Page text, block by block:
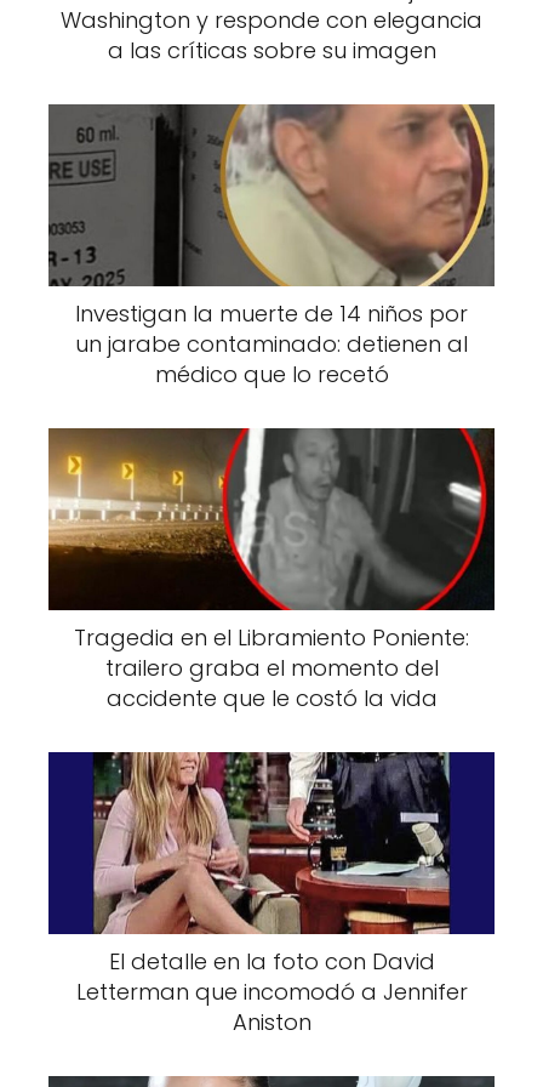
rápidamente, regresando al Reino Unido
poco después. El novio de Emma, por su
parte, recibió la misma sentencia que Mía: 25
años de prisión.
Las sospechas sobre lo ocurrido se
fortalecieron con el testimonio de una
excompañera de celda, quien relató que la
joven británica creía firmemente haber sido
utilizada como chivo expiatorio. Según esa
versión, O’Brien pensaba que su amiga había
responsable de la droga era el novio de
Emma. La diferencia clave fue que, aunque
todos fueron detenidos, solo Mía tenía rastros
de cocaína en su organismo, lo que complicó
aún más su situación legal.
Washington y responde con elegancia
a las críticas sobre su imagen
Investigan la muerte de 14 niños por
un jarabe contaminado: detienen al
médico que lo recetó
Tragedia en el Libramiento Poniente:
trailero graba el momento del
accidente que le costó la vida
El detalle en la foto con David
Letterman que incomodó a Jennifer
Aniston